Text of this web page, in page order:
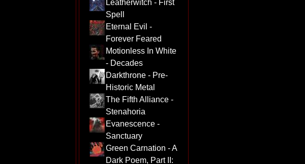
Leatherwitch - First
Spell
Eternal Evil -
Forever Feared
Motionless In White
- Decades
Darkthrone - Pre-
Historic Metal
The Fifth Alliance -
Stenahoria
Evanescence -
Sanctuary
Green Carnation - A
Dark Poem, Part II: